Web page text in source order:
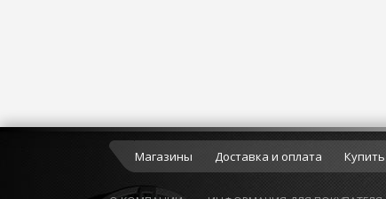
Магазины Доставка и оплата